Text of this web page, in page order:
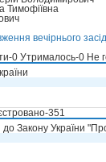
Тимофіївна
вечірнього
0 Утрималось-0 Не
351
до Закону України